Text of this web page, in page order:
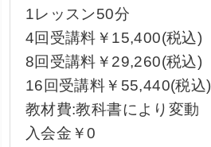
1レッスン50分
4回受講料￥15,400(税込)
8回受講料￥29,260(税込)
16回受講料￥55,440(税込)
教材費:教科書により変動
入会金￥0